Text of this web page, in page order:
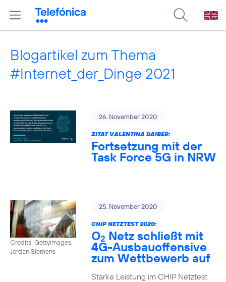
Blogartikel zum Thema
#Internet_der_Dinge 2021
26. November 2020
ZITAT VALENTINA DAIBER:
Fortsetzung mit der
Task Force 5G in NRW
Credits: Gettyimages,
Jordan Siemens
25. November 2020
CHIP NETZTEST 2020:
O2 Netz schließt mit
4G-Ausbauoffensive
zum Wettbewerb auf
Starke Leistung im CHIP Netztest